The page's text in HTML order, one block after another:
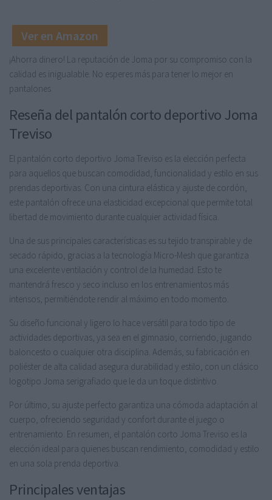
Ver en Amazon
¡Ahorra dinero! La reputación de Joma por su compromiso con la
calidad es inigualable. No esperes más para tener lo mejor en
pantalones
Reseña del pantalón corto deportivo Joma
Treviso
El pantalón corto deportivo Joma Treviso es la elección perfecta
para aquellos que buscan comodidad, funcionalidad y estilo en sus
prendas deportivas. Con una cintura elástica y ajuste de cordón,
este pantalón ofrece una elasticidad excepcional que permite total
libertad de movimiento durante cualquier actividad física.
Una de sus principales características es su tejido transpirable y de
secado rápido, gracias a la tecnología Micro-Mesh que garantiza
una excelente ventilación y control de la humedad. Esto te
mantendrá fresco y seco incluso en los entrenamientos más
intensos, permitiéndote rendir al máximo en todo momento.
Su diseño funcional y ligero lo hace versátil para todo tipo de
actividades deportivas, ya sea en el gimnasio, corriendo, jugando
baloncesto o cualquier otra disciplina. Además, su fabricación en
poliéster de alta calidad asegura durabilidad y estilo, con un clásico
logotipo Joma serigrafiado que le da un toque distintivo.
Por último, su ajuste perfecto garantiza una cómoda adaptación al
cuerpo, ofreciendo seguridad y confort durante el juego o
entrenamiento. En resumen, el pantalón corto Joma Treviso es la
elección ideal para quienes buscan rendimiento, comodidad y estilo
en una sola prenda deportiva.
Principales ventajas